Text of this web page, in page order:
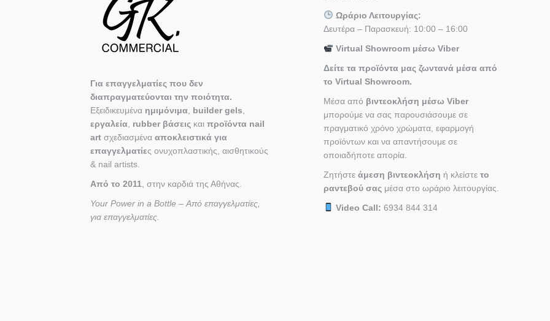
Για επαγγελματίες που δεν
διαπραγματεύονται την ποιότητα.
Εξειδικευμένα ημιμόνιμα builder gels
εργαλεία rubber βάσεις και προϊόντα nail
art σχεδιασμένα αποκλειστικά για
επαγγελματίες ονυχοπλαστικής, αισθητικούς
& nail artists.
Από το 2011 , στην καρδιά της Αθήνας.
Your Power in a Bottle – Από επαγγελματίες,
για επαγγελματίες.
Ωράριο Λειτουργίας:
Δευτέρα – Παρασκευή: 10:00 – 16:00
Virtual Showroom μέσω Viber
Δείτε τα προϊόντα μας ζωντανά μέσα από
το Virtual Showroom.
Μέσα από βιντεοκλήση μέσω Viber
μπορούμε να σας παρουσιάσουμε σε
πραγματικό χρόνο χρώματα, εφαρμογή
προϊόντων και να απαντήσουμε σε
οποιαδήποτε απορία.
Ζητήστε άμεση βιντεοκλήση ή κλείστε το
ραντεβού σας μέσα στο ωράριο λειτουργίας.
Video Call: 6934 844 314